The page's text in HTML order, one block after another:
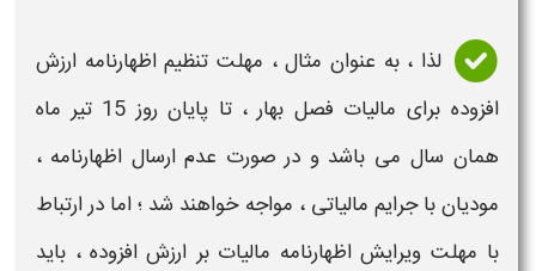
لذا ، به عنوان مثال ، مهلت تنظیم اظهارنامه ارزش
افزوده برای مالیات فصل بهار
، تا پایان روز 15 تیر ماه
همان سال می باشد و در صورت عدم ارسال اظهارنامه ،
مودیان با جرایم مالیاتی ، مواجه خواهند شد ؛ اما در ارتباط
با مهلت ویرایش اظهارنامه مالیات بر ارزش افزوده ، باید